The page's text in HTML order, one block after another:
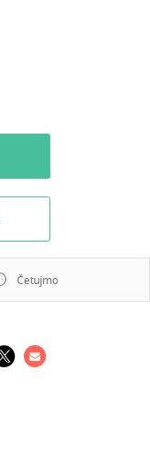
Četujmo